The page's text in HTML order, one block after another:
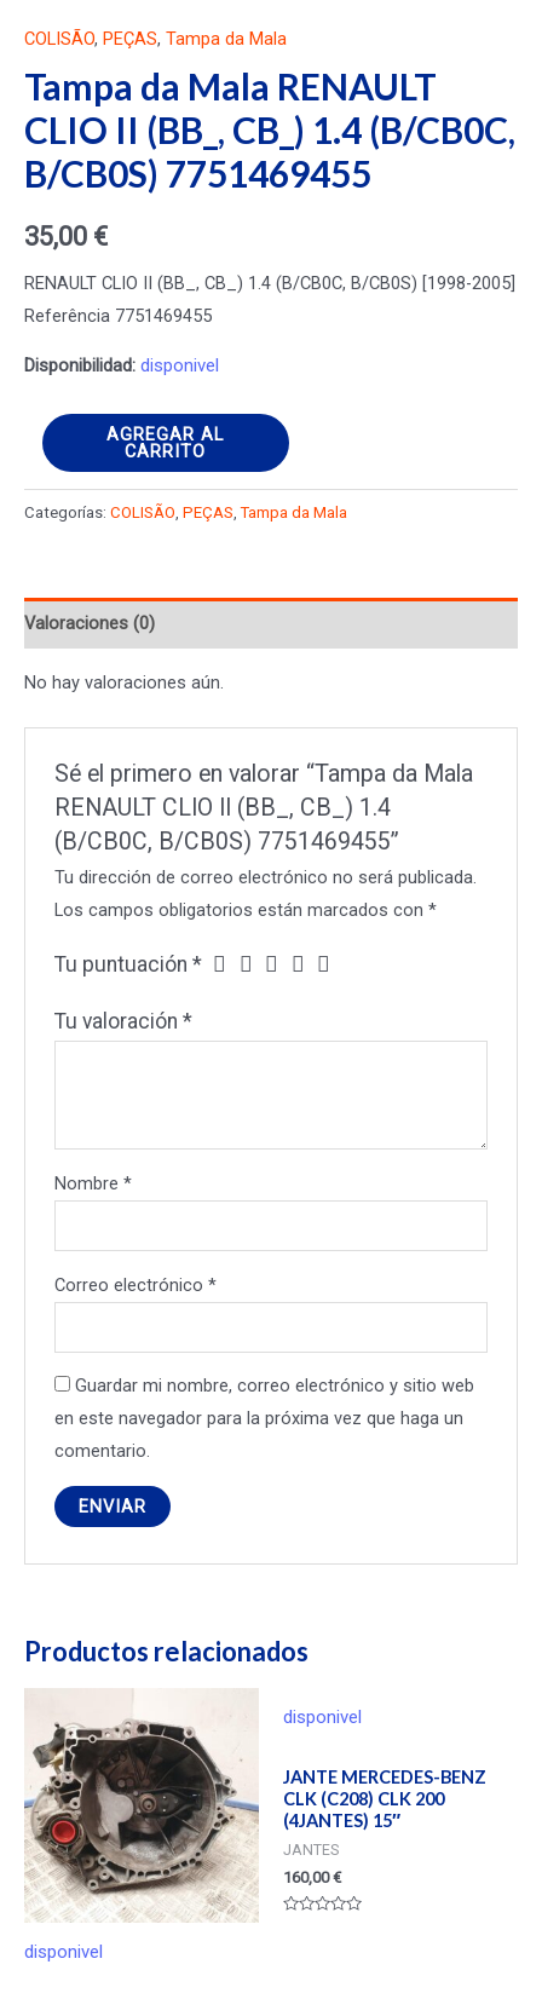
COLISÃO, PEÇAS, Tampa da Mala
Tampa da Mala RENAULT
CLIO II (BB_, CB_) 1.4 (B/CB0C,
B/CB0S) 7751469455
35,00 €
RENAULT CLIO II (BB_, CB_) 1.4 (B/CB0C, B/CB0S) [1998-2005]
Referência 7751469455
Disponibilidad: disponivel
Tampa
Mala
RENAULT
(BB_,
1.4
(B/CB0C,
7751469455
cantidad
AGREGAR AL
CARRITO
Categorías: COLISÃO, PEÇAS,Tampa da Mala
Valoraciones (0)
No hay valoraciones aún.
Sé el primero en valorar “Tampa da Mala
RENAULT CLIO II (BB_, CB_) 1.4
(B/CB0C, B/CB0S) 7751469455”
Tu dirección de correo electrónico no será publicada.
Los campos obligatorios están marcados con*
Tu puntuación*
Tu valoración*
Nombre*
Correo electrónico*
Guardar mi nombre, correo electrónico y sitio web
en este navegador para la próxima vez que haga un
comentario.
Productos relacionados
disponivel
disponivel
JANTE MERCEDES-BENZ
CLK (C208) CLK 200
(4JANTES) 15″
JANTES
160,00€